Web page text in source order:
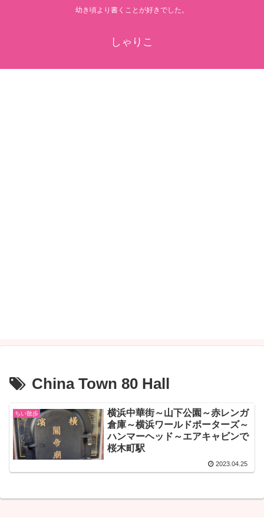
幼き頃より書くことが好きでした。
しゃりこ
China Town 80 Hall
ちい散歩
横浜中華街～山下公園～赤レンガ
倉庫～横浜ワールドポーターズ～
ハンマーヘッド～エアキャビンで
桜木町駅
2023.04.25